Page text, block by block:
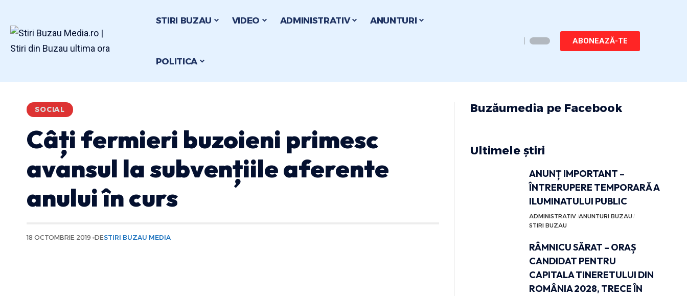
STIRI BUZAU VIDEO ADMINISTRATIV ANUNTURI
POLITICA
ABONEAZĂ-TE
SOCIAL
Câți fermieri buzoieni primesc
avansul la subvențiile aferente
anului în curs
18 OCTOMBRIE 2019 DESTIRI BUZAU MEDIA
Buzăumedia pe Facebook
Ultimele știri
ANUNȚ IMPORTANT –
ÎNTRERUPERE TEMPORARĂ A
ILUMINATULUI PUBLIC
ADMINISTRATIV ANUNTURI BUZAU
STIRI BUZAU
RÂMNICU SĂRAT – ORAȘ
CANDIDAT PENTRU
CAPITALA TINERETULUI DIN
ROMÂNIA 2028, TRECE ÎN